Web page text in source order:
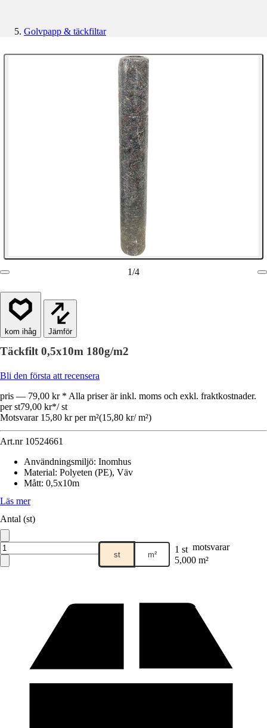
Golvpapp & täckfiltar
1/4
Jämför
Täckfilt 0,5x10m 180g/m2
Bli den första att recensera
pris — 79,00 kr * Alla priser är inkl. moms och exkl. fraktkostnader.
per st79,00 kr*/ st
Motsvarar 15,80 kr per m²(15,80 kr/ m²)
Art.nr 10524661
Användningsmiljö: Inomhus
Material: Polyeten (PE), Väv
Mått: 0,5x10m
Läs mer
Antal (st)
st m² 1 st motsvarar
5,000 m²